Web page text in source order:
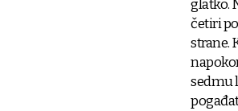
glatko.
četiri
strane.
sedmu